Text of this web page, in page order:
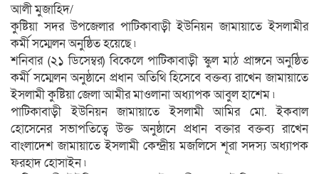
আলী মুজাহিদ/
কুষ্টিয়া সদর উপজেলার পাটিকাবাড়ী ইউনিয়ন জামায়াতে ইসলামীর
কর্মী সম্মেলন অনুষ্ঠিত হয়েছে ৷
শনিবার (২১ ডিসেম্বর) বিকেলে পাটিকাবাড়ী স্কুল মাঠ প্রাঙ্গনে অনুষ্ঠিত
কর্মী সম্মেলন অনুষ্ঠানে প্রধান অতিথি হিসেবে বক্তব্য রাখেন জামায়াতে
ইসলামী কুষ্টিয়া জেলা আমীর মাওলানা অধ্যাপক আবুল হাশেম ৷
পাটিকাবাড়ী ইউনিয়ন জামায়াতে ইসলামী আমির মো. ইকবাল
হোসেনের সভাপতিত্বে উক্ত অনুষ্ঠানে প্রধান বক্তার বক্তব্য রাখেন
বাংলাদেশ জামায়াতে ইসলামী কেন্দ্রীয় মজলিসে শূরা সদস্য অধ্যাপক
ফরহাদ হোসাইন ৷